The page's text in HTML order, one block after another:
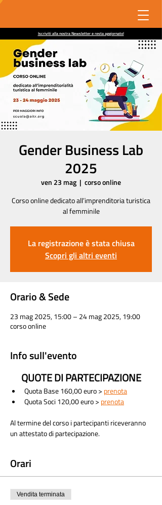
Iscriviti alla nostra Newsletter e resta aggiornato!
Gender Business Lab
2025
ven 23 mag
  |
corso online
Corso online dedicato all’imprenditoria turistica
al femminile
La registrazione è stata chiusa
Scopri gli altri eventi
Orario & Sede
23 mag 2025, 15:00 – 24 mag 2025, 19:00
corso online
Info sull'evento
QUOTE DI PARTECIPAZIONE
Quota Base 160,00 euro > prenota
Quota Soci 120,00 euro > prenota
Al termine del corso i partecipanti riceveranno
un attestato di partecipazione.
Orari
Vendita terminata